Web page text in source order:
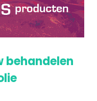
behandelen